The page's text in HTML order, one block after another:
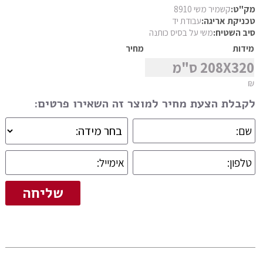
פרסי מוד
פרסי נהין
פרסי סראפי
פרסי קום משי
פרסי קלארדש
פרסי קשאן
מק"ט:קשמיר משי 8910
טכניקת אריגה:עבודת יד
סיב השטיח:משי על בסיס כותנה
מידות
מחיר
208X320 ס"מ
₪
לקבלת הצעת מחיר למוצר זה השאירו פרטים: